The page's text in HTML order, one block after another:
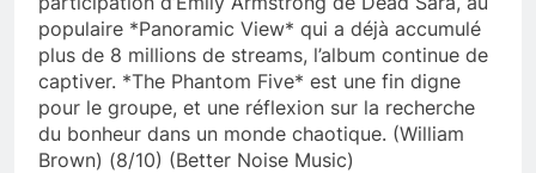
populaire *Panoramic View* qui a déjà accumulé
plus de 8 millions de streams, l’album continue de
captiver. *The Phantom Five* est une fin digne
pour le groupe, et une réflexion sur la recherche
du bonheur dans un monde chaotique. (William
Brown) (8/10) (Better Noise Music)